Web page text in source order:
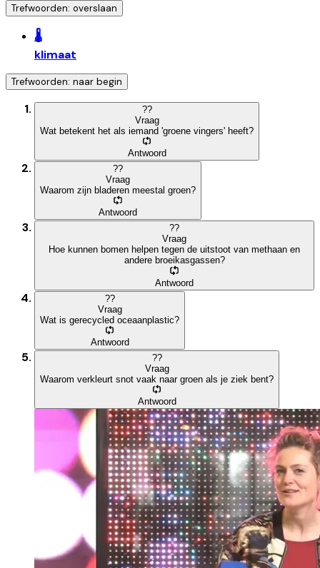
Trefwoorden: overslaan
🌡️
klimaat
Trefwoorden: naar begin
??
Vraag
Wat betekent het als iemand 'groene vingers' heeft?
Antwoord
??
Vraag
Waarom zijn bladeren meestal groen?
Antwoord
??
Vraag
Hoe kunnen bomen helpen tegen de uitstoot van methaan en
andere broeikasgassen?
Antwoord
??
Vraag
Wat is gerecycled oceaanplastic?
Antwoord
??
Vraag
Waarom verkleurt snot vaak naar groen als je ziek bent?
Antwoord